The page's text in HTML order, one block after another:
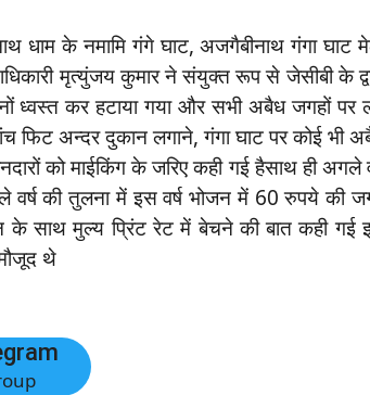
धाम के नमामि गंगे घाट, अजगैबीनाथ गंगा घाट
मृत्युंजय कुमार ने संयुक्त रूप से जेसीबी के
ध्वस्त कर हटाया गया और सभी अबैध जगहों पर
अन्दर दुकान लगाने, गंगा घाट पर कोई भी
को माईकिंग के जरिए कही गई हैसाथ ही अगले
वर्ष की तुलना में इस वर्ष भोजन में 60 रुपये की
साथ मुल्य प्रिंट रेट में बेचने की बात कही गई
थे